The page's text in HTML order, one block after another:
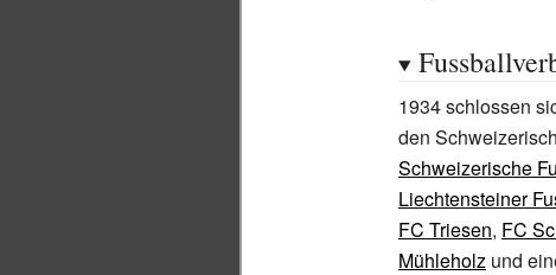
1934 schlossen
den
Schweizerische
Liechtensteiner
FC Triesen, FC
Mühleholz und